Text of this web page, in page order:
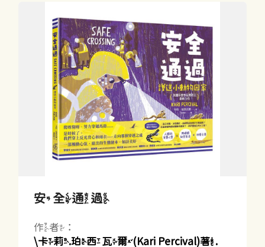
安全通過
作者：
\卡莉.珀西瓦爾(Kari Percival)著.